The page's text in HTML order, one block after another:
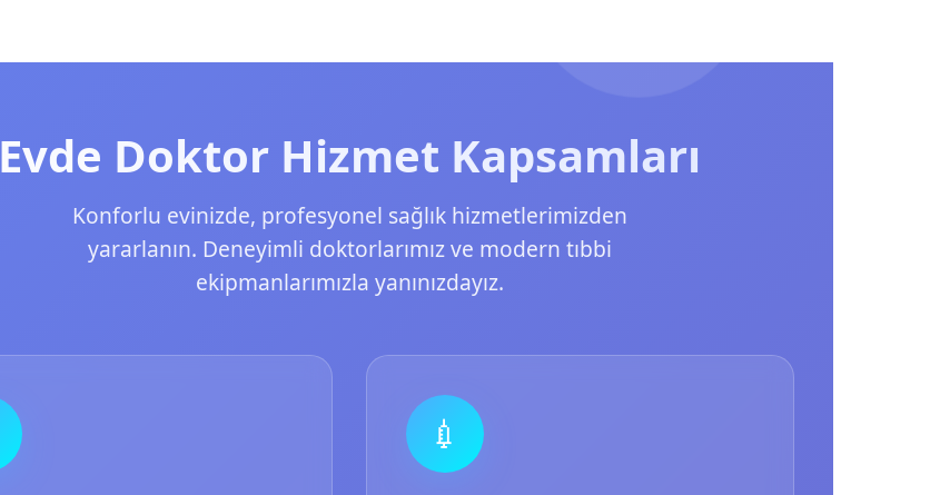
Evde Doktor Hizmet Kapsamları
Konforlu evinizde, profesyonel sağlık hizmetlerimizden
yararlanın. Deneyimli doktorlarımız ve modern tıbbi
ekipmanlarımızla yanınızdayız.
💉